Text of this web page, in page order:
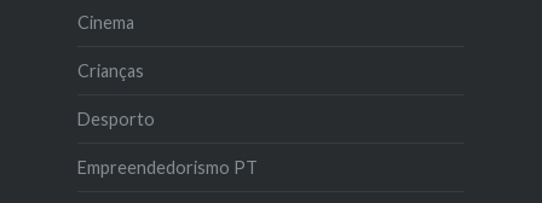
Cinema
Crianças
Desporto
Empreendedorismo PT